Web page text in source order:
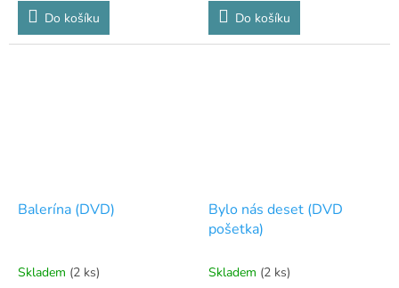
Do košíku Do košíku
Balerína (DVD)
Skladem (2 ks)
Bylo nás deset (DVD
pošetka)
Skladem (2 ks)